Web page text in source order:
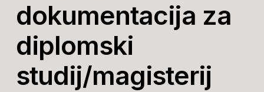
dokumentacija za
diplomski
studij/magisterij